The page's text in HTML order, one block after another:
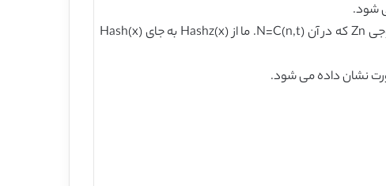
Hash(x): تابع هش یک راهه برای رشته دودویی با طول دلخواه x برای یک رشته دودویی با طول ثابت. زمانی که حوزه خزوجی Zn که در آن N=C(n,t). ما از Hashz(x) به جای Hash(x)